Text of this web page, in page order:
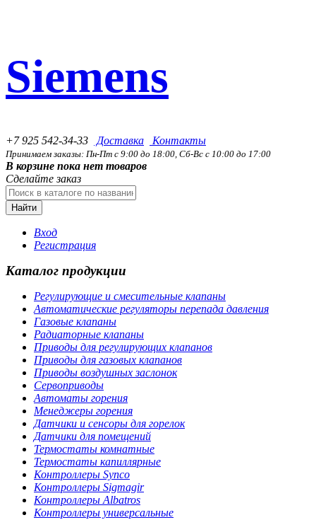
Siemens
+7 925 542-34-33 Доставка Контакты
Принимаем заказы: Пн-Пт с 9:00 до 18:00, Сб-Вс с 10:00 до 17:00
В корзине пока нет товаров
Сделайте заказ
Найти
Вход
Регистрация
Каталог продукции
Регулирующие и смесительные клапаны
Автоматические регуляторы перепада давления
Газовые клапаны
Радиаторные клапаны
Приводы для регулирующих клапанов
Приводы для газовых клапанов
Приводы воздушных заслонок
Сервоприводы
Автоматы горения
Менеджеры горения
Датчики и сенсоры для горелок
Датчики для помещений
Термостаты комнатные
Термостаты капиллярные
Контроллеры Synco
Контроллеры Sigmagir
Контроллеры Albatros
Контроллеры универсальные